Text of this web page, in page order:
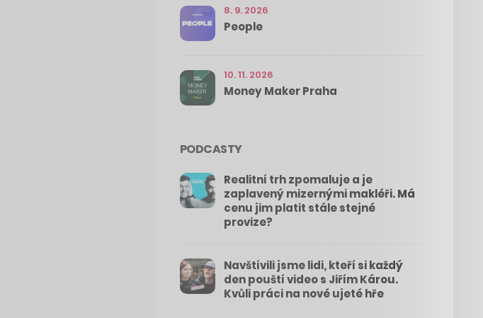
8. 9. 2026
People
10. 11. 2026
Money Maker Praha
PODCASTY
Realitní trh zpomaluje a je
zaplavený mizernými makléři. Má
cenu jim platit stále stejné
provize?
Navštívili jsme lidi, kteří si každý
den pouští video s Jiřím Károu.
Kvůli práci na nové ujeté hře